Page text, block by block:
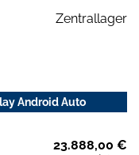
Zentrallager
Android Auto
23.888,00 €